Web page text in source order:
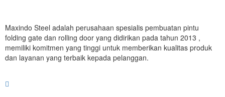
Maxindo Steel adalah perusahaan spesialis pembuatan pintu
folding gate dan rolling door yang didirikan pada tahun 2013 ,
memiliki komitmen yang tinggi untuk memberikan kualitas produk
dan layanan yang terbaik kepada pelanggan.